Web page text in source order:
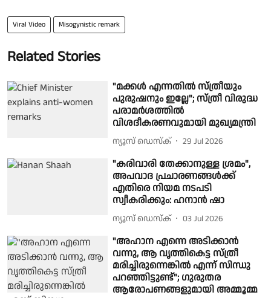
Viral Video Misogynistic remark
Related Stories
"മക്കൾ എന്നതിൽ സ്ത്രീയും
പുരുഷനും ഇല്ലേ"; സ്ത്രീ വിരുദ്ധ
പരാമർശത്തിൽ
വിശദീകരണവുമായി മുഖ്യമന്ത്രി
ന്യൂസ് ഡെസ്ക് 29 Jul 2026
"കരിവാരി തേക്കാനുള്ള ശ്രമം",
അപവാദ പ്രചാരണങ്ങൾക്ക്
എതിരെ നിയമ നടപടി
സ്വീകരിക്കും: ഹനാൻ ഷാ
ന്യൂസ് ഡെസ്ക് 03 Jul 2026
"അഹാന എന്നെ അടിക്കാൻ
വന്നു, ആ വൃത്തികെട്ട സ്ത്രീ
മരിച്ചിരുന്നെങ്കിൽ എന്ന് സിന്ധു
പറഞ്ഞിട്ടുണ്ട്"; ​ഗുരുതര
ആരോപണങ്ങളുമായി അമ്മൂമ്മ